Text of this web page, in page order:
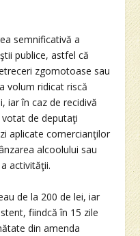
semnificativă a
publice, astfel că
zgomotoase sau
volum ridicat riscă
iar în caz de recidivă
votat de deputaţi
aplicate comercianţilor
alcoolului sau
activităţii.
de la 200 de lei, iar
fiindcă în 15 zile
din amenda